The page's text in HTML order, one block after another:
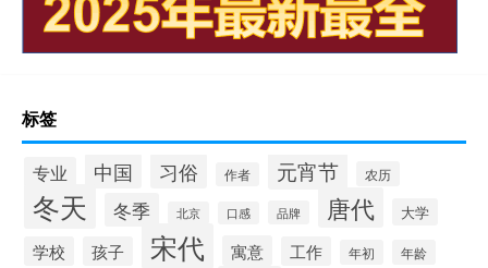
标签
专业 中国 习俗 作者 元宵节 农历
冬天 冬季 北京 口感 品牌 唐代 大学
学校 孩子 宋代 寓意 工作 年初 年龄